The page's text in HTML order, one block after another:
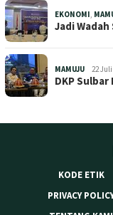
EKONOMI,
Jadi
MAMUJU 22 Juli
DKP
KODE ETIK
PRIVACY